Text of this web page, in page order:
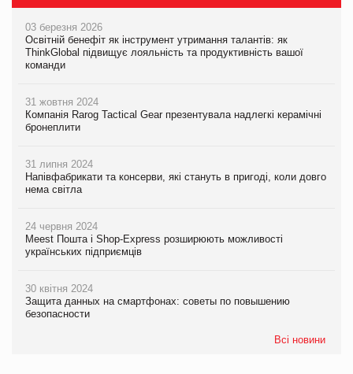
03 березня 2026
Освітній бенефіт як інструмент утримання талантів: як
ThinkGlobal підвищує лояльність та продуктивність вашої
команди
31 жовтня 2024
Компанія Rarog Tactical Gear презентувала надлегкі керамічні
бронеплити
31 липня 2024
Напівфабрикати та консерви, які стануть в пригоді, коли довго
нема світла
24 червня 2024
Meest Пошта і Shop-Express розширюють можливості
українських підприємців
30 квітня 2024
Защита данных на смартфонах: советы по повышению
безопасности
Всі новини